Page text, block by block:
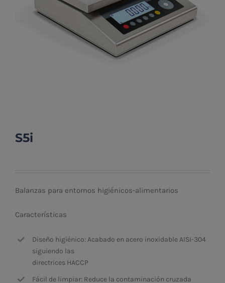
S5i
Balanzas para entornos higiénicos-alimentarios
Características
Diseño higiénico: Acabado en acero inoxidable AISI-304
siguiendo las
directrices HACCP
Fácil de limpiar: Reduce la contaminación cruzada